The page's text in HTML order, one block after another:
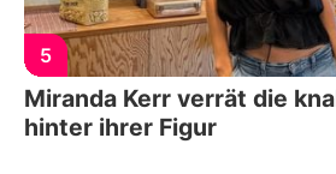
5
Miranda Kerr verrät die
hinter ihrer Figur